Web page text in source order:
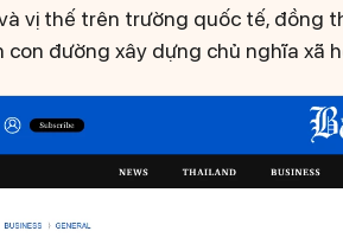
vị thế trên trường quốc tế, đồng
con đường xây dựng chủ nghĩa xã